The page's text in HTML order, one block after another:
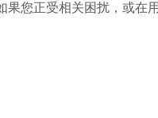
果您正受相关困扰，或在